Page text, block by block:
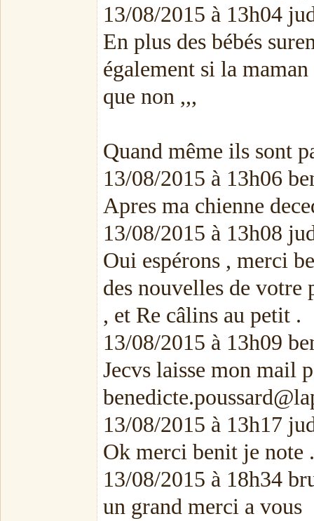
13/08/2015 à 13h04
En plus des bébés
également si la
que non ,,,
Quand même ils sont
13/08/2015 à 13h06
Apres ma chienne
13/08/2015 à 13h08
Oui espérons , merci
des nouvelles de votre
, et Re câlins au petit .
13/08/2015 à 13h09
Jecvs laisse mon mail
13/08/2015 à 13h17
Ok merci benit je note
13/08/2015 à 18h34
un grand merci a vous